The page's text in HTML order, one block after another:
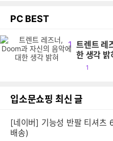
PC BEST
1 트렌트 레
한 생각 밝
공1
입소문쇼핑 최신 글
[네이버] 기능성 반팔 티셔츠
배송)